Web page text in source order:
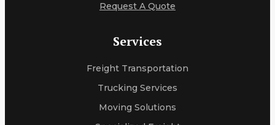
Request A Quote
Services
Freight Transportation
Trucking Services
Moving Solutions